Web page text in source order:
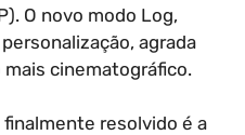
O novo modo Log,
agrada
cinematográfico.
resolvido é a